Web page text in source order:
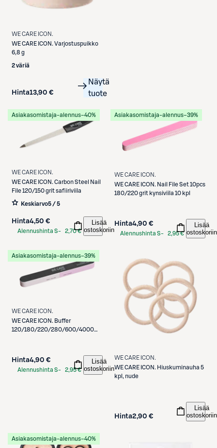
WE CARE ICON.
WE CARE ICON. Varjostuspuikko
6,8 g
2 väriä
Hinta13,90 €
Näytä
tuote
Asiakasomistaja-alennus−40%
WE CARE ICON.
WE CARE ICON.Carbon Steel Nail
File 120/150 grit safiiriviila
Keskiarvo5 / 5
Hinta4,50 €
Alennushinta S-
2,70 €
Lisää
ostoskoriin
Asiakasomistaja-alennus−39%
WE CARE ICON.
WE CARE ICON. Nail File Set 10pcs
180/220 grit kynsiviila 10 kpl
Hinta4,90 €
Alennushinta S-
2,95 €
Lisää
ostoskoriin
Asiakasomistaja-alennus−39%
WE CARE ICON.
WE CARE ICON. Buffer
120/180/220/280/600/4000
Hinta4,90 €
Alennushinta S-
2,95 €
Lisää
ostoskoriin
WE CARE ICON.
WE CARE ICON. Hiuskuminauha 5
kpl, nude
Hinta2,90 €
Lisää
ostoskoriin
Asiakasomistaja-alennus−40%